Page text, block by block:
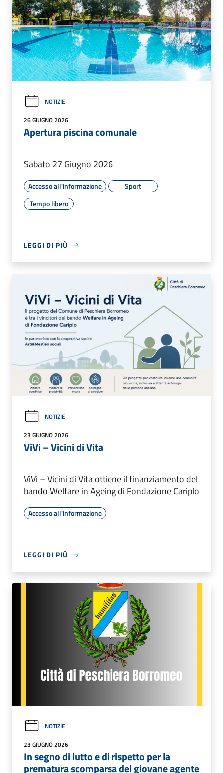
NOTIZIE
26 GIUGNO 2026
Apertura piscina comunale
Sabato 27 Giugno 2026
Accesso all'informazione
Sport
Tempo libero
LEGGI DI PIÙ
NOTIZIE
23 GIUGNO 2026
ViVi – Vicini di Vita
ViVi – Vicini di Vita ottiene il finanziamento del
bando Welfare in Ageing di Fondazione Cariplo
Accesso all'informazione
LEGGI DI PIÙ
NOTIZIE
23 GIUGNO 2026
In segno di lutto e di rispetto per la
prematura scomparsa del giovane agente